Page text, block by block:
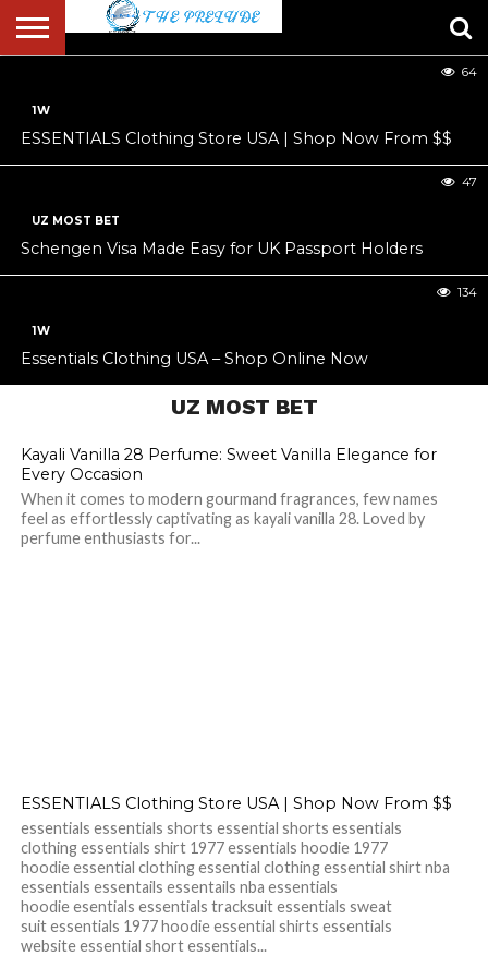
LIST
WIDTH
NEWS
RESET
PAGE
Know
48
1W
ESSENTIALS Clothing Store USA | Shop Now From $$
64
UZ MOST BET
Schengen Visa Made Easy for UK Passport Holders
47
1W
Essentials Clothing USA – Shop Online Now
134
UZ MOST BET
Kayali Vanilla 28 Perfume: Sweet Vanilla Elegance for
Every Occasion
When it comes to modern gourmand fragrances, few names
feel as effortlessly captivating as kayali vanilla 28. Loved by
perfume enthusiasts for...
ESSENTIALS Clothing Store USA | Shop Now From $$
essentials essentials shorts essential shorts essentials
clothing essentials shirt 1977 essentials hoodie 1977
hoodie essential clothing essential clothing essential shirt nba
essentials essentails essentails nba essentials
hoodie esentials essentials tracksuit essentials sweat
suit essentials 1977 hoodie essential shirts essentials
website essential short essentials...